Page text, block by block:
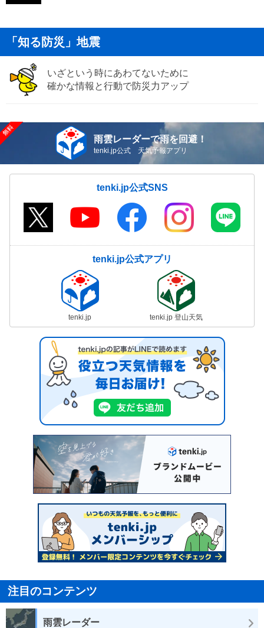
「知る防災」地震
いざという時にあわてないために
確かな情報と行動で防災力アップ
雨雲レーダーで雨を回避！
tenki.jp公式 天気予報アプリ
tenki.jp公式SNS
tenki.jp公式アプリ
tenki.jp tenki.jp 登山天気
注目のコンテンツ
雨雲レーダー